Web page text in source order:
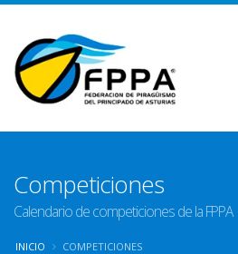
Competiciones
Calendario de competiciones de la FPPA
INICIO COMPETICIONES